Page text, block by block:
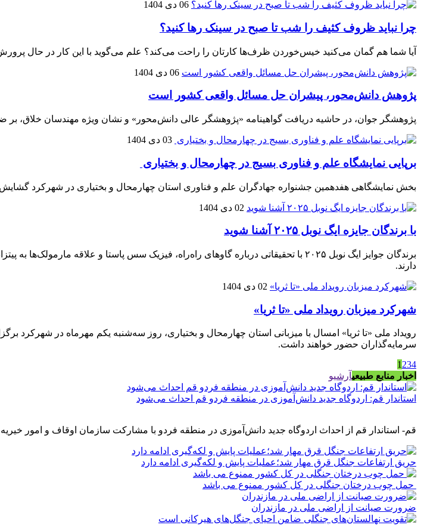
06 دی 1404
چرا نباید ظروف کثیف را شب تا صبح در سینک رها کنید؟
آیا شما هم گمان می‌کنید خیس‌خوردن ظرف‌ها کارتان را راحت می‌کند؟ علم می‌گوید با این کار در حال
06 دی 1404
پژوهش دانش‌محور، پیشران حل مسائل واقعی کشور است
پژوهشگر جوان، در حاشیه دریافت گواهینامه «پژوهشگر عالی دانش‌محور» و نشان ویژه مهندسان
03 دی 1404
برپایی نمایشگاه علم و فناوری بسیج در چهارمحال و بختیاری
بخش نمایشگاهی هفدهمین جشنواره جهادگران علم و فناوری استان چهارمحال و بختیاری در شهرکرد
02 دی 1404
با برندگان جایزه ایگ نوبل ۲۰۲۵ آشنا شوید
برندگان جوایز ایگ نوبل ۲۰۲۵ با تحقیقاتی درباره گاوهای راه‌راه، فیزیک سس پاستا و
دارند.
02 دی 1404
شهرکرد میزبان رویداد ملی «تا ثریا»
رویداد ملی «تا ثریا» امسال با میزبانی استان چهارمحال و بختیاری، روز سه‌شنبه یکم مهرماه در شهرکرد
سرمایه‌گذاران حضور خواهند داشت.
1 234
اخبار منابع طبیعیآرشیو
استاندار قم: اردوگاه جدید دانش‌آموزی در منطقه فردو قم احداث می‌شود
قم- استاندار قم از احداث اردوگاه جدید دانش‌آموزی در منطقه فردو با مشارکت سازمان اوقاف و امور خیریه
حریق ارتفاعات جنگل قرق مهار شد؛عملیات پایش و لکه‌گیری ادامه دارد
حمل چوب درختان جنگلی در کل کشور ممنوع می باشد
ضرورت صیانت از اراضی ملی در مازندران